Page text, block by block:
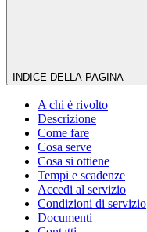
INDICE DELLA PAGINA
A chi è rivolto
Descrizione
Come fare
Cosa serve
Cosa si ottiene
Tempi e scadenze
Accedi al servizio
Condizioni di servizio
Documenti